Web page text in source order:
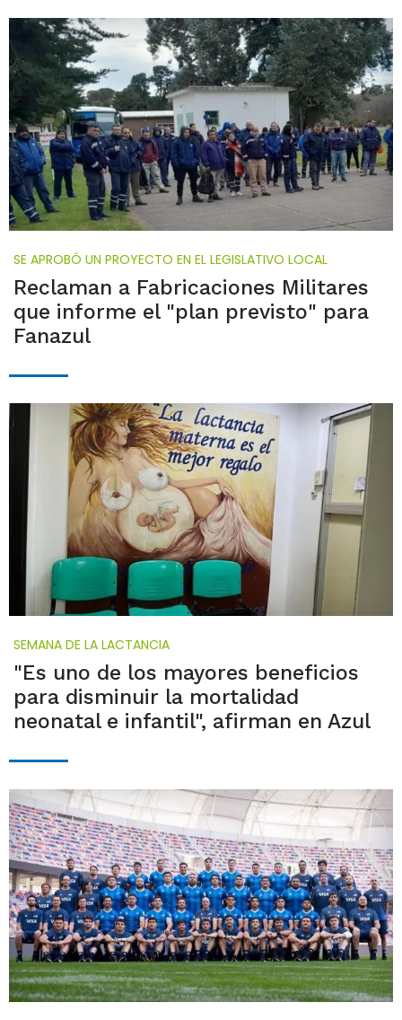
SE APROBÓ UN PROYECTO EN EL LEGISLATIVO LOCAL
Reclaman a Fabricaciones Militares
que informe el "plan previsto" para
Fanazul
SEMANA DE LA LACTANCIA
"Es uno de los mayores beneficios
para disminuir la mortalidad
neonatal e infantil", afirman en Azul